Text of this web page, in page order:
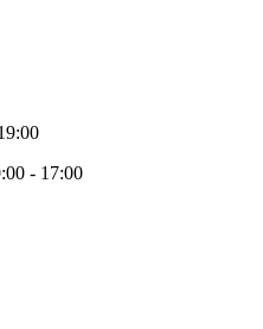
- 17:00